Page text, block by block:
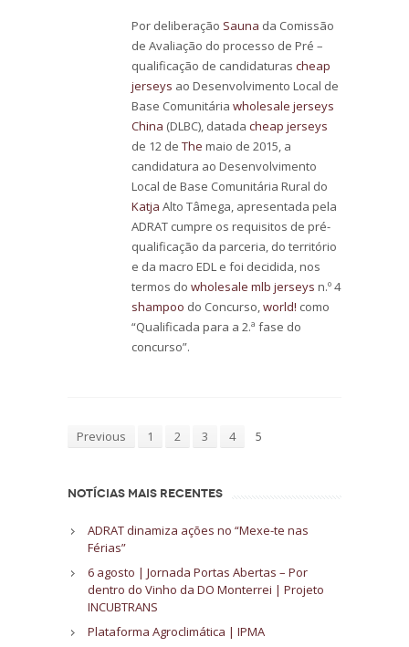
Por deliberação Sauna da Comissão
de Avaliação do processo de Pré –
qualificação de candidaturas cheap
jerseys ao Desenvolvimento Local de
Base Comunitária wholesale jerseys
China (DLBC), datada cheap jerseys
de 12 de The maio de 2015, a
candidatura ao Desenvolvimento
Local de Base Comunitária Rural do
Katja Alto Tâmega, apresentada pela
ADRAT cumpre os requisitos de pré-
qualificação da parceria, do território
e da macro EDL e foi decidida, nos
termos do wholesale mlb jerseys n.º 4
shampoo do Concurso,world! como
“Qualificada para a 2.ª fase do
concurso”.
Previous 1 2 3 4 5
NOTÍCIAS MAIS RECENTES
ADRAT dinamiza ações no “Mexe-te nas
Férias”
6 agosto | Jornada Portas Abertas – Por
dentro do Vinho da DO Monterrei | Projeto
INCUBTRANS
Plataforma Agroclimática | IPMA